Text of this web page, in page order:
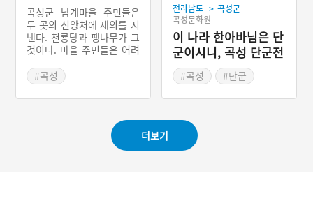
곡성군 남계마을 주민들은
두 곳의 신앙처에 제의를 지
낸다. 천룡당과 팽나무가 그
것이다. 마을 주민들은 어려
적이 없다. 무엇보다 한국
전쟁 무렵에 큰 피혜가 없어
신앙심이 더욱 두텁다고 한
내며 별도의 제관이 있어 제
의를 주관한다. 제의는 유교
식으로 진행되는데 제의가
#곡성
전라남도 > 곡성군
곡성문화원
이 나라 한아바님은 단
군이시니, 곡성 단군전
#곡성
#단군
더보기